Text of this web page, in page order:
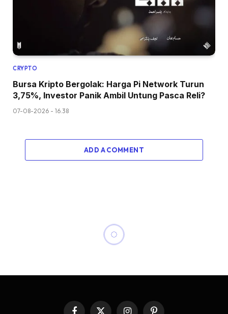
CRYPTO
Bursa Kripto Bergolak: Harga Pi Network Turun
3,75%, Investor Panik Ambil Untung Pasca Reli?
07-08-2026 - 16.38
ADD A COMMENT